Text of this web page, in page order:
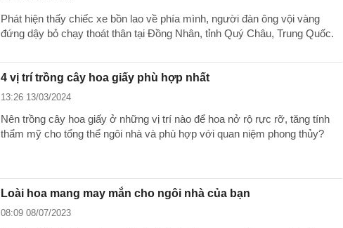
Phát hiện thấy chiếc xe bồn lao về phía mình, người đàn ông vội vàng
đứng dậy bỏ chạy thoát thân tại Đồng Nhân, tỉnh Quý Châu, Trung Quốc.
4 vị trí trồng cây hoa giấy phù hợp nhất
13:26 13/03/2024
Nên trồng cây hoa giấy ở những vị trí nào để hoa nở rộ rực rỡ, tăng tính
thẩm mỹ cho tổng thể ngôi nhà và phù hợp với quan niệm phong thủy?
Loài hoa mang may mắn cho ngôi nhà của bạn
08:09 08/07/2023